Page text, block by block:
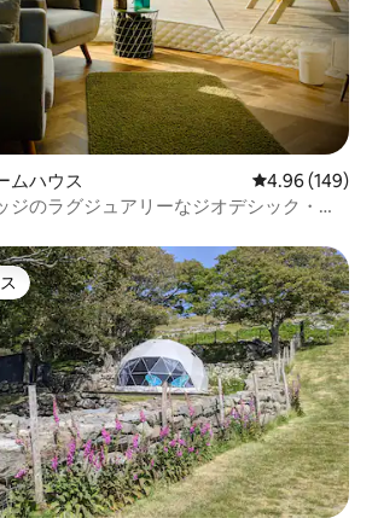
ムハウス レビュー149
4.96 (149)
ジのラグジュアリーなジオデシック・ド
ョイスです。